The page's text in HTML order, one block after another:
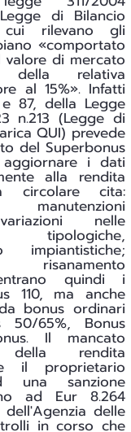
di Bilancio
rilevano gli
«comportato
di mercato
della relativa
al 15%». Infatti
87, della Legge
n.213 (Legge di
QUI) prevede
del Superbonus
i dati
alla rendita
circolare cita:
manutenzioni
nelle
tipologiche,
quindi i
110, ma anche
bonus ordinari
50/65%, Bonus
Il mancato
della rendita
il proprietario
una sanzione
ad Eur 8.264
delle
in corso che